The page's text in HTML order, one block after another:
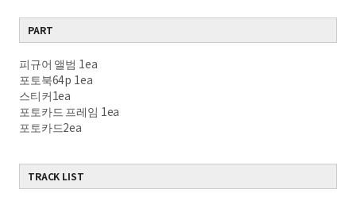
PART
피규어 앨범 1ea
포토북64p 1ea
스티커1ea
포토카드 프레임 1ea
포토카드2ea
TRACK LIST